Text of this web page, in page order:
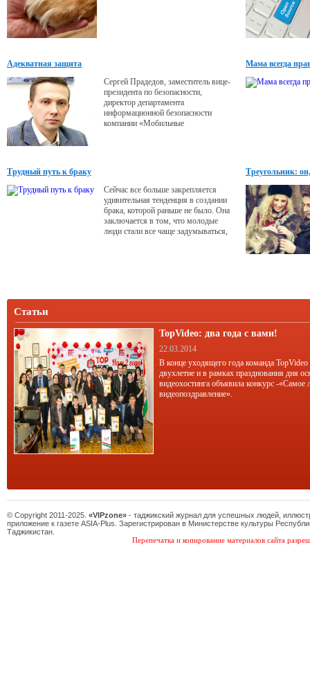
Адекватная защита
Сергей Прадедов, заместитель вице-
президента по безопасности,
директор департамента
информационной безопасности
компании «Мобильные
Мама всегда
Трудный путь к браку
Сейчас все больше закрепляется
удивительная тенденция в создании
брака, которой раньше не было. Она
заключается в том, что молодые
люди стали все чаще задумываться,
Треугольник:
Статьи
TopVideo: два года с вами!
22.03.2014
В конце уходящего года команда TopVideo
двухлетие и в рамках празднования дня
видеохостинга объявила конкурс -«Самое
видеопоздравление».
© Copyright 2011-2025. «VIPzone» - таджикский журнал для успешных людей,
приложение к газете ASIA-Plus. Зарегистрирован в Министерстве культуры
Таджикистан.
Перепечатка и копирование материалов сайта